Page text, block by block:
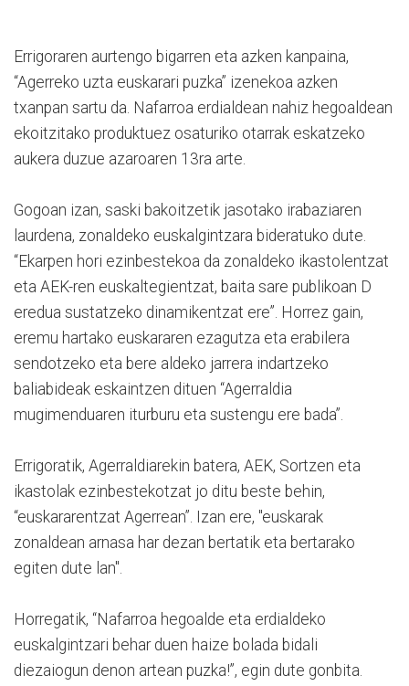
Errigoraren aurtengo bigarren eta azken kanpaina,
“Agerreko uzta euskarari puzka” izenekoa azken
txanpan sartu da. Nafarroa erdialdean nahiz hegoaldean
ekoitzitako produktuez osaturiko otarrak eskatzeko
aukera duzue azaroaren 13ra arte.
Gogoan izan, saski bakoitzetik jasotako irabaziaren
laurdena, zonaldeko euskalgintzara bideratuko dute.
“Ekarpen hori ezinbestekoa da zonaldeko ikastolentzat
eta AEK-ren euskaltegientzat, baita sare publikoan D
eredua sustatzeko dinamikentzat ere”. Horrez gain,
eremu hartako euskararen ezagutza eta erabilera
sendotzeko eta bere aldeko jarrera indartzeko
baliabideak eskaintzen dituen “Agerraldia
mugimenduaren iturburu eta sustengu ere bada”.
Errigoratik, Agerraldiarekin batera, AEK, Sortzen eta
ikastolak ezinbestekotzat jo ditu beste behin,
“euskararentzat Agerrean”. Izan ere, "euskarak
zonaldean arnasa har dezan bertatik eta bertarako
egiten dute lan".
Horregatik, “Nafarroa hegoalde eta erdialdeko
euskalgintzari behar duen haize bolada bidali
diezaiogun denon artean puzka!”, egin dute gonbita.